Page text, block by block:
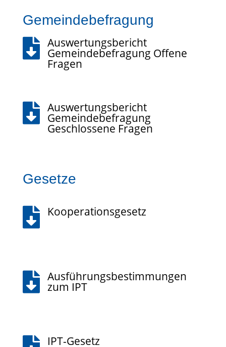
Gemeindebefragung
 Auswertungsbericht
Gemeindebefragung Offene
Fragen
 Auswertungsbericht
Gemeindebefragung
Geschlossene Fragen
Gesetze
 Kooperationsgesetz
 Ausführungsbestimmungen
zum IPT
IPT-Gesetz